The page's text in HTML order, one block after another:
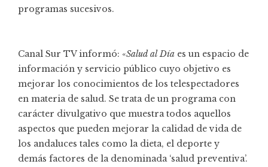
programas sucesivos.
Canal Sur TV informó: «Salud al Día es un espacio de
información y servicio público cuyo objetivo es
mejorar los conocimientos de los telespectadores
en materia de salud. Se trata de un programa con
carácter divulgativo que muestra todos aquellos
aspectos que pueden mejorar la calidad de vida de
los andaluces tales como la dieta, el deporte y
demás factores de la denominada ‘salud preventiva’.